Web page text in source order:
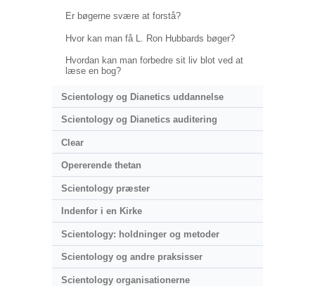
Er bøgerne svære at forstå?
Hvor kan man få L. Ron Hubbards bøger?
Hvordan kan man forbedre sit liv blot ved at
læse en bog?
Scientology og Dianetics uddannelse
Scientology og Dianetics auditering
Clear
Opererende thetan
Scientology præster
Indenfor i en Kirke
Scientology: holdninger og metoder
Scientology og andre praksisser
Scientology organisationerne